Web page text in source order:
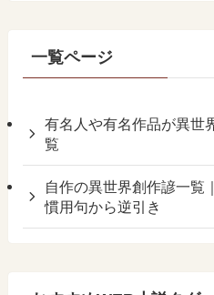
一覧ページ
有名人や有名作品が異世
覧
自作の異世界創作諺一覧
慣用句から逆引き